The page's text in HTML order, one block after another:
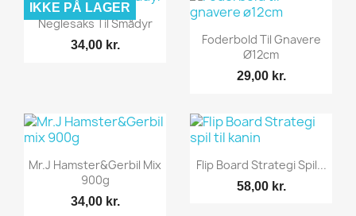
Vis her
Neglesaks Til Smådyr
34,00 kr.
IKKE PÅ LAGER
Vis her
Foderbold Til Gnavere
Ø12cm
29,00 kr.
Vis her
Mr.J Hamster&Gerbil Mix
900g
34,00 kr.
 Vis her
Flip Board Strategi Spil...
58,00 kr.